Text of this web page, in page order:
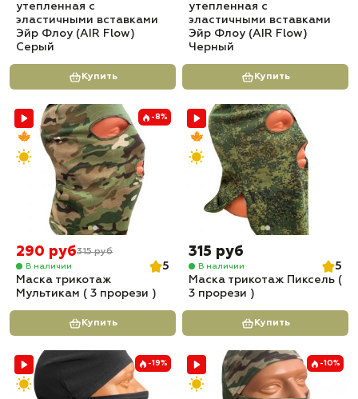
утепленная с
эластичными вставками
Эйр Флоу (AIR Flow)
Серый
Купить
утепленная с
эластичными вставками
Эйр Флоу (AIR Flow)
Черный
Купить
-8%
290 руб315 руб
В наличии
5
Маска трикотаж
Мультикам ( 3 прорези )
Купить
315 руб
В наличии
5
Маска трикотаж Пиксель (
3 прорези )
Купить
-19% -10%